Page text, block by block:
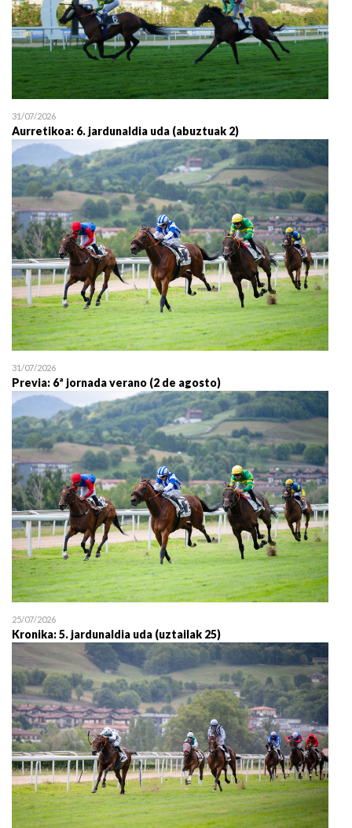
31/07/2026
Aurretikoa: 6. jardunaldia uda (abuztuak 2)
31/07/2026
Previa: 6ª jornada verano (2 de agosto)
25/07/2026
Kronika: 5. jardunaldia uda (uztailak 25)